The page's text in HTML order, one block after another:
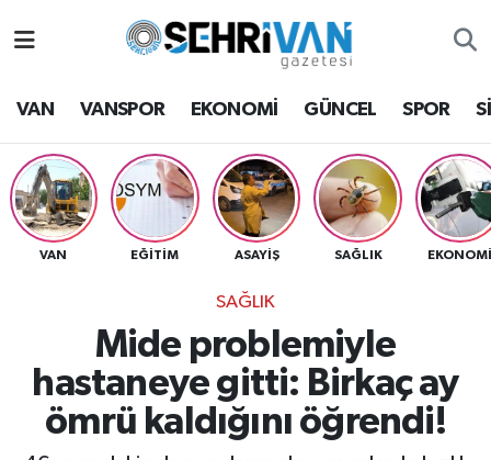
VAN VANSPOR EKONOMİ GÜNCEL SPOR
VAN EĞİTİM ASAYİŞ SAĞLIK EKONOMİ
SAĞLIK
Mide problemiyle
hastaneye gitti: Birkaç ay
ömrü kaldığını öğrendi!
Van Hava Durumu
VAN Namaz Vakitleri
Van Trafik Yoğunluk Haritası
Süper Lig Puan Durumu ve Fikstür
Tüm Manşetler
Son Dakika Haberleri